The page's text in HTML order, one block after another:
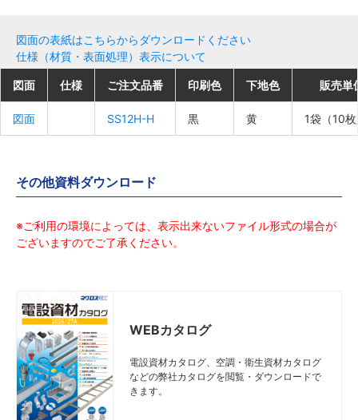
図面の表紙はこちらからダウンロードください
仕様（材質・表面処理）表示について
図面 仕様 ご注文品番 印刷色 下地色 販売単
図面 SS12H-H 黒 黄 1袋（10
図面 仕様 ご注文品番 印刷色 下地色 販売単
図面 SS12H-H 黒 黄 1袋（10
図面 仕様 ご注文品番 印刷色 下地色 販売単
図面 SS12H-H 黒 黄 1袋（10
図面 仕様 ご注文品番 印刷色 下地色 販売単
図面 SS12H-H 黒 黄 1袋（10
その他資料ダウンロード
※ご利用の環境によっては、表示出来ないファイル形式の場合が
ございますのでご了承ください。
WEBカタログ
電設資材カタログ、空調・衛生資材カタログ
などの弊社カタログを閲覧・ダウンロードで
きます。